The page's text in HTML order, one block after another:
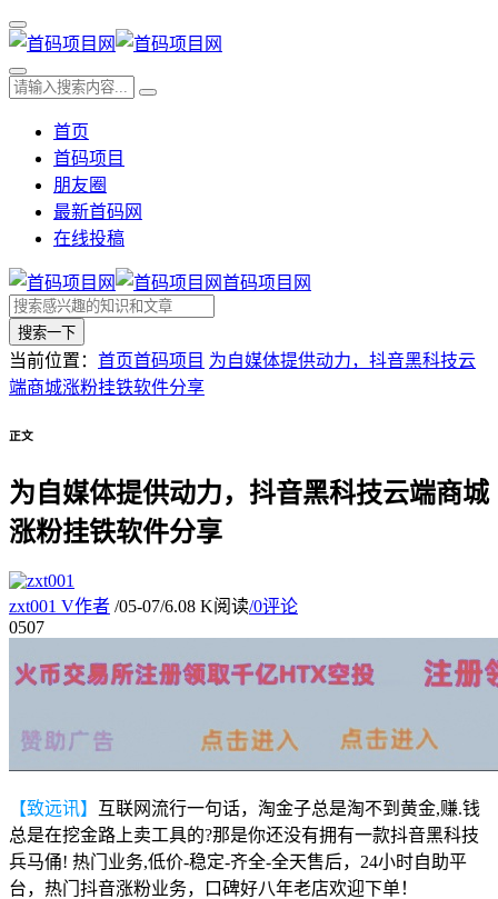
首页
首码项目
朋友圈
最新首码网
在线投稿
首码项目网
搜索一下
当前位置： 首页首码项目 为自媒体提供动力，抖音黑科技云
端商城涨粉挂铁软件分享
正文
为自媒体提供动力，抖音黑科技云端商城
涨粉挂铁软件分享
zxt001 V作者 /05-07/6.08 K阅读/0评论
0507
【致远讯】 互联网流行一句话，淘金子总是淘不到黄金,赚.钱
总是在挖金路上卖工具的?那是你还没有拥有一款抖音黑科技
兵马俑! 热门业务,低价-稳定-齐全-全天售后，24小时自助平
台，热门抖音涨粉业务，口碑好八年老店欢迎下单！